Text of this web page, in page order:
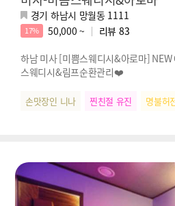
경기 하남시 망월동 1111
17% 50,000 ~ 리뷰 83
하남 미사 [미쁨스웨디시&아로마]
스웨디시&림프순환관리❤️
손맛장인 니나 찐친절 유진 명불허